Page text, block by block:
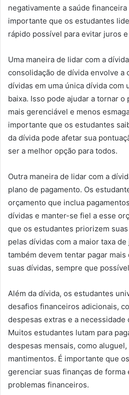
negativamente a saúde
importante que os estudantes
rápido possível para evitar juros
Uma maneira de lidar com a
consolidação de dívida envolve a
dívidas em uma única dívida com
baixa. Isso pode ajudar a tornar o
mais gerenciável e menos
importante que os estudantes
da dívida pode afetar sua
ser a melhor opção para todos.
Outra maneira de lidar com a
plano de pagamento. Os
orçamento que inclua
dívidas e manter-se fiel a esse
que os estudantes priorizem
pelas dívidas com a maior taxa
também devem tentar pagar
suas dívidas, sempre que
Além da dívida, os estudantes
desafios financeiros adicionais,
despesas extras e a
Muitos estudantes lutam para
despesas mensais, como
mantimentos. É importante que
gerenciar suas finanças de forma
problemas financeiros.